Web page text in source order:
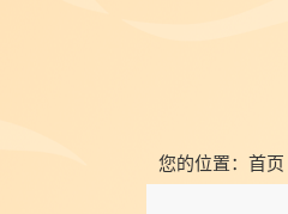
您的位置： 首页